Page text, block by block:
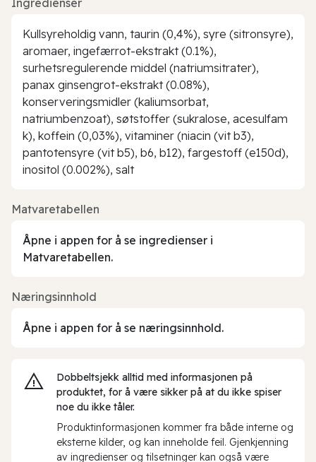
Kullsyreholdig vann, taurin (0,4%), syre (sitronsyre),
aromaer, ingefærrot-ekstrakt (0.1%),
surhetsregulerende middel (natriumsitrater),
panax ginsengrot-ekstrakt (0.08%),
konserveringsmidler (kaliumsorbat,
natriumbenzoat), søtstoffer (sukralose, acesulfam
k), koffein (0,03%), vitaminer (niacin (vit b3),
pantotensyre (vit b5), b6, b12), fargestoff (e150d),
inositol (0.002%), salt
Matvaretabellen
Åpne i appen for å se ingredienser i
Matvaretabellen.
Næringsinnhold
Åpne i appen for å se næringsinnhold.
Dobbeltsjekk alltid med informasjonen på
produktet, for å være sikker på at du ikke spiser
noe du ikke tåler.
Produktinformasjonen kommer fra både interne og
eksterne kilder, og kan inneholde feil. Gjenkjenning
av ingredienser og tilsetninger kan også være